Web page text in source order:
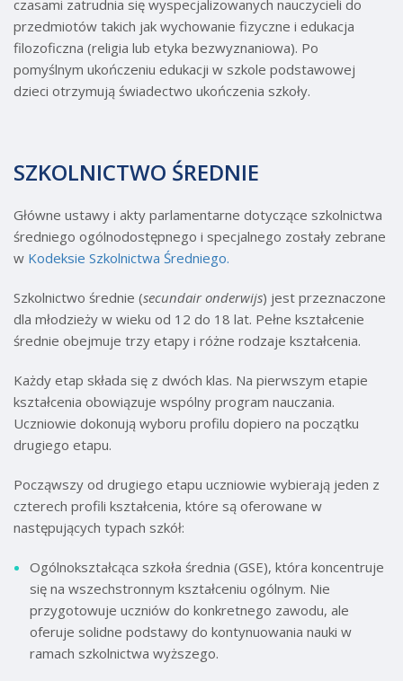
czasami zatrudnia się wyspecjalizowanych nauczycieli do
przedmiotów takich jak wychowanie fizyczne i edukacja
filozoficzna (religia lub etyka bezwyznaniowa). Po
pomyślnym ukończeniu edukacji w szkole podstawowej
dzieci otrzymują świadectwo ukończenia szkoły.
SZKOLNICTWO ŚREDNIE
Główne ustawy i akty parlamentarne dotyczące szkolnictwa
średniego ogólnodostępnego i specjalnego zostały zebrane
w Kodeksie Szkolnictwa Średniego.
Szkolnictwo średnie (secundair onderwijs) jest przeznaczone
dla młodzieży w wieku od 12 do 18 lat. Pełne kształcenie
średnie obejmuje trzy etapy i różne rodzaje kształcenia.
Każdy etap składa się z dwóch klas. Na pierwszym etapie
kształcenia obowiązuje wspólny program nauczania.
Uczniowie dokonują wyboru profilu dopiero na początku
drugiego etapu.
Począwszy od drugiego etapu uczniowie wybierają jeden z
czterech profili kształcenia, które są oferowane w
następujących typach szkół:
Ogólnokształcąca szkoła średnia (GSE), która koncentruje
się na wszechstronnym kształceniu ogólnym. Nie
przygotowuje uczniów do konkretnego zawodu, ale
oferuje solidne podstawy do kontynuowania nauki w
ramach szkolnictwa wyższego.